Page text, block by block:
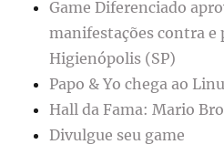
Game Diferenciado
manifestações contra e
Higienópolis (SP)
Papo & Yo chega ao
Hall da Fama: Mario
Divulgue seu game